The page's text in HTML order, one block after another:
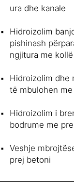
ura dhe kanale
Hidroizolim
pishinash
ngjitura me kollë
Hidroizolim dhe
të mbulohen me
Hidroizolim i
bodrume me
Veshje
prej betoni